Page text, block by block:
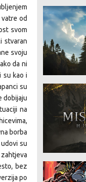
od
svom
stvaran
svoju
da ni
su kao i
su
dobijaju
na
borba
su
bez
po